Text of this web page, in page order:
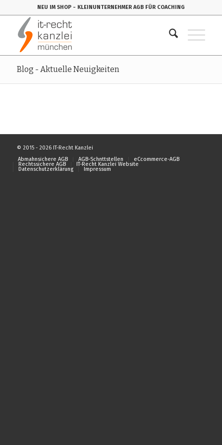
NEU IM SHOP - KLEINUNTERNEHMER AGB FÜR COACHING
Blog - Aktuelle Neuigkeiten
© 2015 - 2026 IT-Recht Kanzlei
Abmahnsichere AGB
AGB-Schnttstellen eCcommerce-AGB
Rechtssichere AGB IT-Recht Kanzlei Website
Datenschutzerklärung Impressum